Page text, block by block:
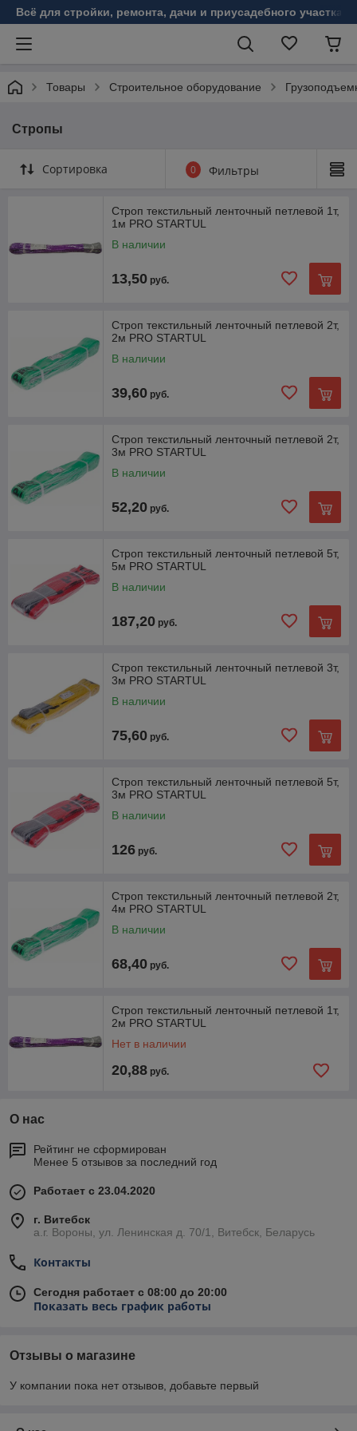
Всё для стройки, ремонта, дачи и приусадебного участка!
Товары Строительное оборудование
Стропы
Сортировка 0 Фильтры
Строп текстильный ленточный петлевой 1т,
1м PRO STARTUL
В наличии
13,50 руб.
Строп текстильный ленточный петлевой 2т,
2м PRO STARTUL
В наличии
39,60 руб.
Строп текстильный ленточный петлевой 2т,
3м PRO STARTUL
В наличии
52,20 руб.
Строп текстильный ленточный петлевой 5т,
5м PRO STARTUL
В наличии
187,20 руб.
Строп текстильный ленточный петлевой 3т,
3м PRO STARTUL
В наличии
75,60 руб.
Строп текстильный ленточный петлевой 5т,
3м PRO STARTUL
В наличии
126 руб.
Строп текстильный ленточный петлевой 2т,
4м PRO STARTUL
В наличии
68,40 руб.
Строп текстильный ленточный петлевой 1т,
2м PRO STARTUL
Нет в наличии
20,88 руб.
О нас
Рейтинг не сформирован
Менее 5 отзывов за последний год
Работает с 23.04.2020
г. Витебск
а.г. Вороны, ул. Ленинская д. 70/1, Витебск, Беларусь
Контакты
Сегодня работает с 08:00 до 20:00
Показать весь график работы
Отзывы о магазине
У компании пока нет отзывов, добавьте первый